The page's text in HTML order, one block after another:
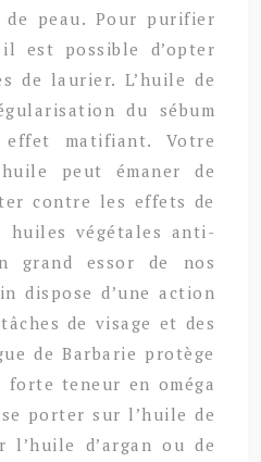
peau. Pour purifier
est possible d’opter
de laurier. L’huile de
du sébum
matifiant. Votre
peut émaner de
contre les effets de
huiles végétales anti-
grand essor de nos
dispose d’une action
de visage et des
de Barbarie protège
forte teneur en oméga
porter sur l’huile de
l’huile d’argan ou de